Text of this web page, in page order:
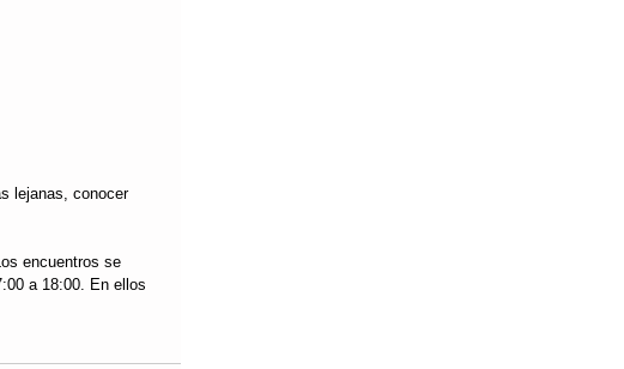
lejanas, conocer
encuentros se
a 18:00. En ellos